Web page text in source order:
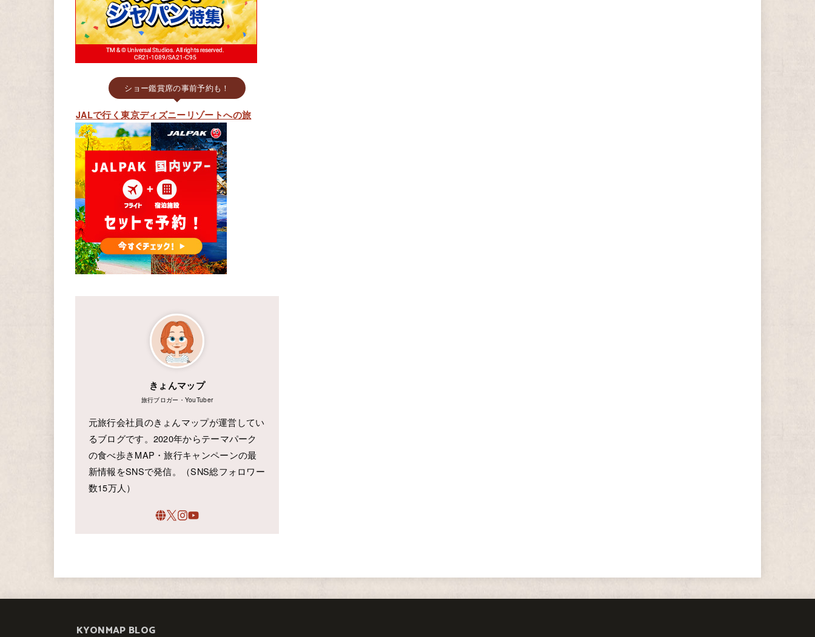
ショー鑑賞席の事前予約も！
JALで行く東京ディズニーリゾートへの旅
きょんマップ
旅行ブロガー・YouTuber
元旅行会社員のきょんマップが運営してい
るブログです。2020年からテーマパーク
の食べ歩きMAP・旅行キャンペーンの最
新情報をSNSで発信。（SNS総フォロワー
数15万人）
KYONMAP BLOG